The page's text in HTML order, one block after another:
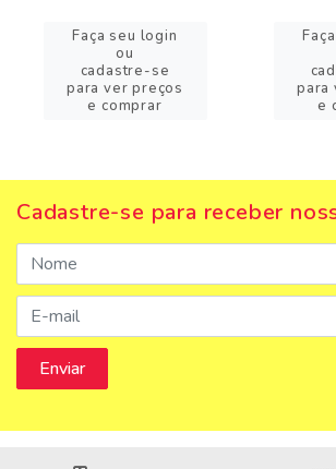
Faça seu login
ou
cadastre-se
para ver preços
e comprar
para
e
Cadastre-se para receber